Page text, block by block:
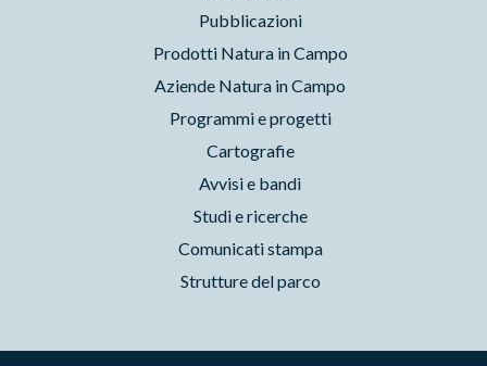
Pubblicazioni
Prodotti Natura in Campo
Aziende Natura in Campo
Programmi e progetti
Cartografie
Avvisi e bandi
Studi e ricerche
Comunicati stampa
Strutture del parco